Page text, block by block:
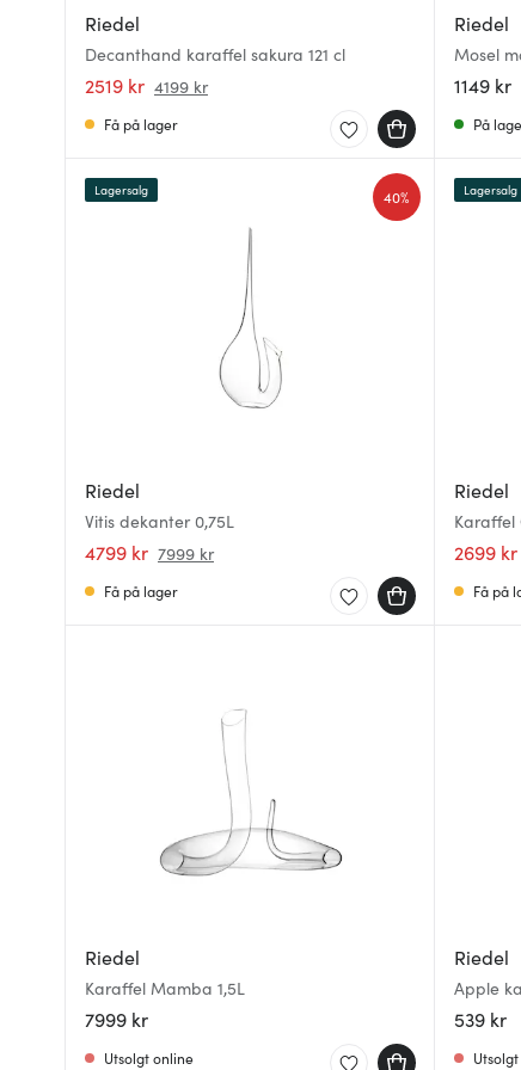
Riedel
Decanthand karaffel sakura 121 cl
2519 kr 4199 kr
Få på lager
Riedel
Mosel
1149 kr
På
Riedel
Vitis dekanter 0,75L
4799 kr 7999 kr
40%
Lagersalg
Få på lager
Riedel
Karaffel
2699 kr
Lagersalg
Få på
Riedel
Karaffel Mamba 1,5L
7999 kr
Utsolgt online
Riedel
Apple
539 kr